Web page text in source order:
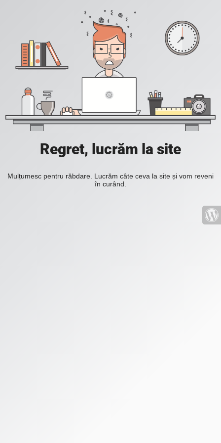
Regret, lucrăm la site
Mulțumesc pentru răbdare. Lucrăm câte ceva la site și vom reveni
în curând.